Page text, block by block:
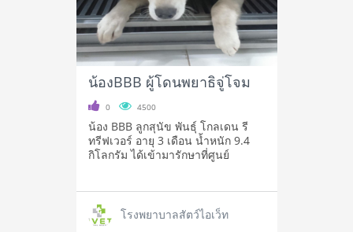
น้องBBB ผู้โดนพยาธิจู่โจม
0 4500
น้อง BBB ลูกสุนัข พันธุ์ โกลเดน รี
ทรีฟเวอร์ อายุ 3 เดือน น้ำหนัก 9.4
กิโลกรัม ได้เข้ามารักษาที่ศูนย์
โรงพยาบาลสัตว์ไอเว็ท